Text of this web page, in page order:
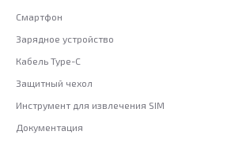
Смартфон
Зарядное устройство
Кабель Type-C
Защитный чехол
Инструмент для извлечения SIM
Документация